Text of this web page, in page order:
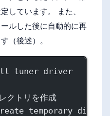
しています。 また、
ルした後に自動的に再
（後述）。
tuner driver
クトリを作成
temporary